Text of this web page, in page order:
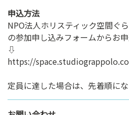
申込方法
NPO法人ホリスティック空間ぐ
の参加申し込みフォームからお
⇩
https://
定員に達した場合は、先着順にな